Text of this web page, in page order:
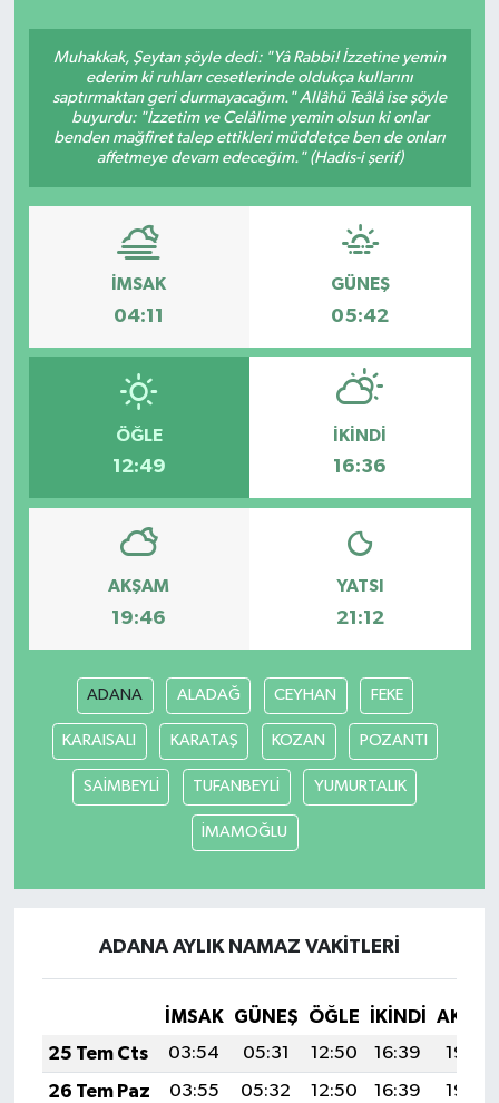
Muhakkak, Şeytan şöyle dedi: "Yâ Rabbi! İzzetine yemin
ederim ki ruhları cesetlerinde oldukça kullarını
saptırmaktan geri durmayacağım." Allâhü Teâlâ ise şöyle
buyurdu: "İzzetim ve Celâlime yemin olsun ki onlar
benden mağfiret talep ettikleri müddetçe ben de onları
affetmeye devam edeceğim." (Hadis-i şerif)
İMSAK
04:11
GÜNEŞ
05:42
ÖĞLE
12:49
İKINDI
16:36
AKŞAM
19:46
YATSI
21:12
ADANA ALADAĞ CEYHAN FEKE
KARAISALI KARATAŞ KOZAN POZANTI
SAİMBEYLİ TUFANBEYLİ YUMURTALIK
İMAMOĞLU
ADANA AYLIK NAMAZ VAKITLERI
İMSAK GÜNEŞ ÖĞLE İKINDI
25 Tem Cts
03:54 05:31 12:50 16:39
19:59
26 Tem Paz
03:55 05:32 12:50 16:39
19:59